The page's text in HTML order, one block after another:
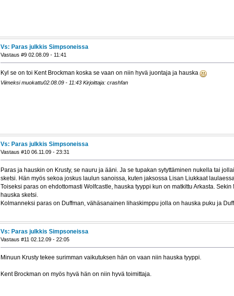
Vs: Paras julkkis Simpsoneissa
Vastaus #9 02.08.09 - 11:41
Kyl se on toi Kent Brockman koska se vaan on niin hyvä juontaja ja hauska
Viimeksi muokattu02.08.09 - 11:43 Kirjoittaja: crashfan
Vs: Paras julkkis Simpsoneissa
Vastaus #10 06.11.09 - 23:31
Paras ja hauskin on Krusty, se nauru ja ääni. Ja se tupakan sytyttäminen nukella tai
sketsi. Hän myös sekoa joskus laulun sanoissa, kuten jaksossa Lisan Liukkaat
Toiseksi paras on ehdottomasti Wolfcastle, hauska tyyppi kun on matkittu Arkasta.
hauska sketsi.
Kolmanneksi paras on Duffman, vähäsanainen lihaskimppu jolla on hauska puku ja
Vs: Paras julkkis Simpsoneissa
Vastaus #11 02.12.09 - 22:05
Minuun Krusty tekee surimman vaikutuksen hän on vaan niin hauska tyyppi.
Kent Brockman on myös hyvä hän on niin hyvä toimittaja.